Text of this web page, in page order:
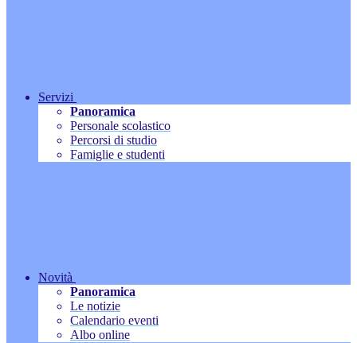
Servizi
Panoramica
Personale scolastico
Percorsi di studio
Famiglie e studenti
Novità
Panoramica
Le notizie
Calendario eventi
Albo online